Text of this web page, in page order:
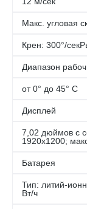
Макс. угловая
Крен: 300°/
Диапазон
от 0° до 45° C
Дисплей
7,02 дюймов с
1920х1200;
Батарея
Тип: литий-
Вт/ч